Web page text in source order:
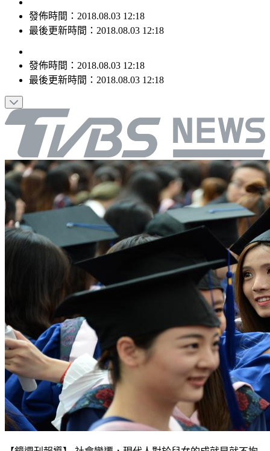
發佈時間：2018.08.03 12:18
發佈時間：2018.08.03 12:18